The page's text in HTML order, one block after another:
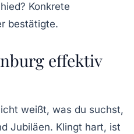
Konkrete
bestätigte.
effektiv
weißt, was du suchst,
Jubiläen. Klingt hart, ist